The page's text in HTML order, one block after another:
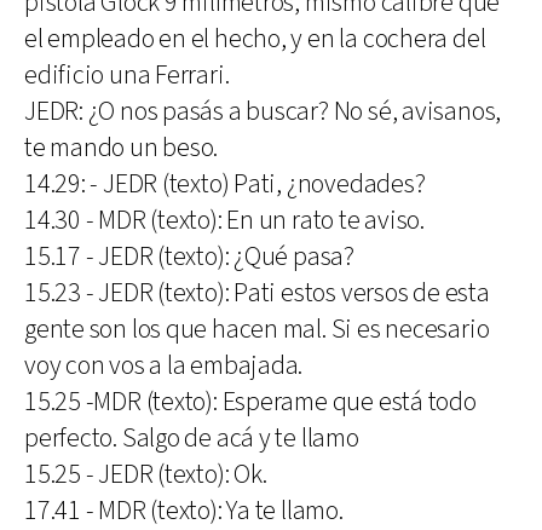
el empleado en el hecho, y en la cochera del
edificio una Ferrari.
JEDR: ¿O nos pasás a buscar? No sé, avisanos,
te mando un beso.
14.29: - JEDR (texto) Pati, ¿novedades?
14.30 - MDR (texto): En un rato te aviso.
15.17 - JEDR (texto): ¿Qué pasa?
15.23 - JEDR (texto): Pati estos versos de esta
gente son los que hacen mal. Si es necesario
voy con vos a la embajada.
15.25 -MDR (texto): Esperame que está todo
perfecto. Salgo de acá y te llamo
15.25 - JEDR (texto): Ok.
17.41 - MDR (texto): Ya te llamo.